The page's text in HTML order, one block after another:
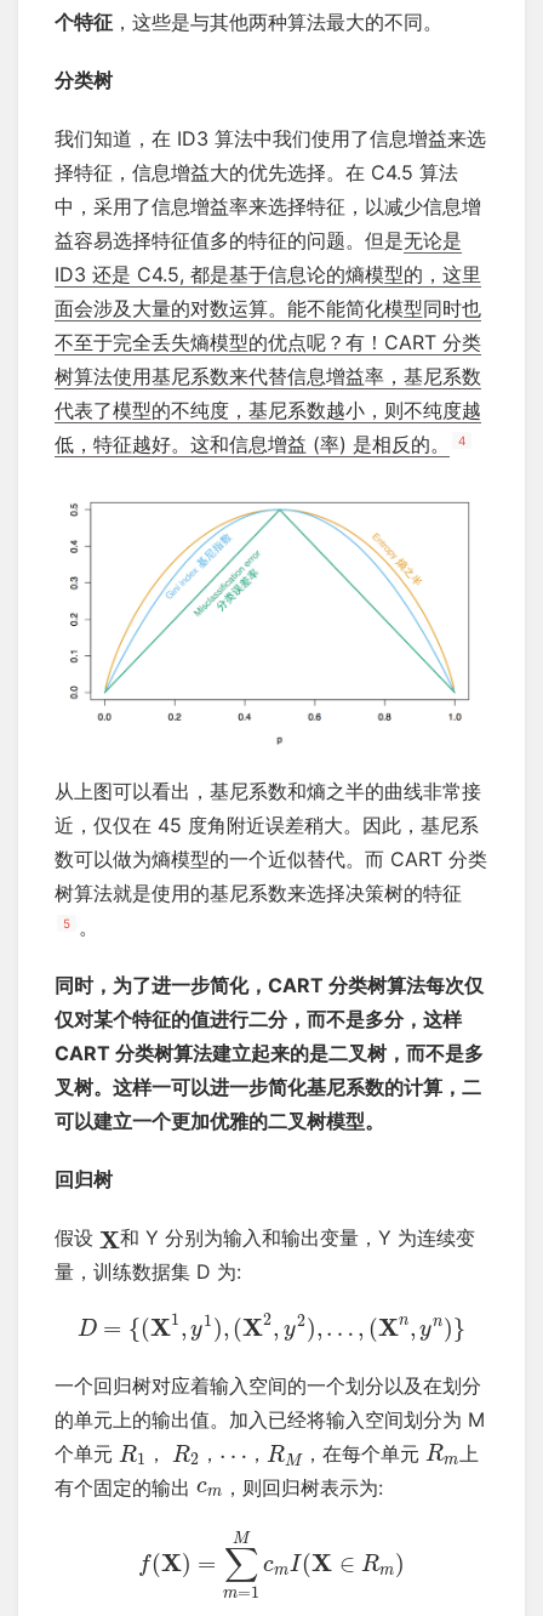
个特征 ，这些是与其他两种算法最大的不同。
分类树
我们知道，在 ID3 算法中我们使用了信息增益来选
择特征，信息增益大的优先选择。在 C4.5 算法
中，采用了信息增益率来选择特征，以减少信息增
益容易选择特征值多的特征的问题。但是无论是
ID3 还是 C4.5, 都是基于信息论的熵模型的，这里
面会涉及大量的对数运算。能不能简化模型同时也
不至于完全丢失熵模型的优点呢？有！CART 分类
树算法使用基尼系数来代替信息增益率，基尼系数
代表了模型的不纯度，基尼系数越小，则不纯度越
低，特征越好。这和信息增益 (率) 是相反的。
4
从上图可以看出，基尼系数和熵之半的曲线非常接
近，仅仅在 45 度角附近误差稍大。因此，基尼系
数可以做为熵模型的一个近似替代。而 CART 分类
树算法就是使用的基尼系数来选择决策树的特征
5 。
同时，为了进一步简化，CART 分类树算法每次仅
仅对某个特征的值进行二分，而不是多分，这样
CART 分类树算法建立起来的是二叉树，而不是多
叉树。这样一可以进一步简化基尼系数的计算，二
可以建立一个更加优雅的二叉树模型。
回归树
假设 X和 Y 分别为输入和输出变量，Y 为连续变
量，训练数据集 D 为:
D = {(X1, y1), (X2, y2), … , (Xn, yn)}
一个回归树对应着输入空间的一个划分以及在划分
的单元上的输出值。加入已经将输入空间划分为 M
个单元 R1 ， R2 ， … ， RM ，在每个单元 Rm
上
有个固定的输出 cm ，则回归树表示为:
f(X) =
M
∑
m=1
cmI (X ∈ Rm)